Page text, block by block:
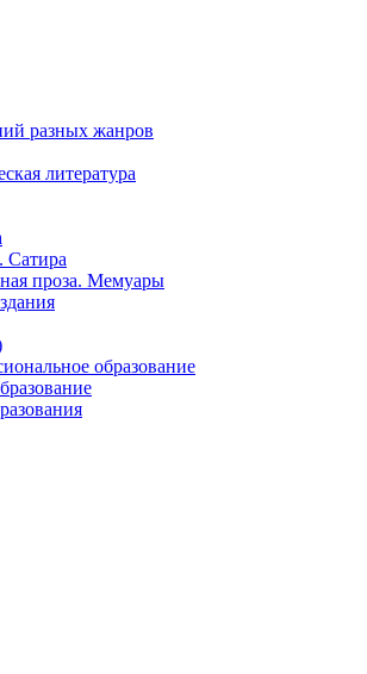
разных жанров
литература
Сатира
проза. Мемуары
образование